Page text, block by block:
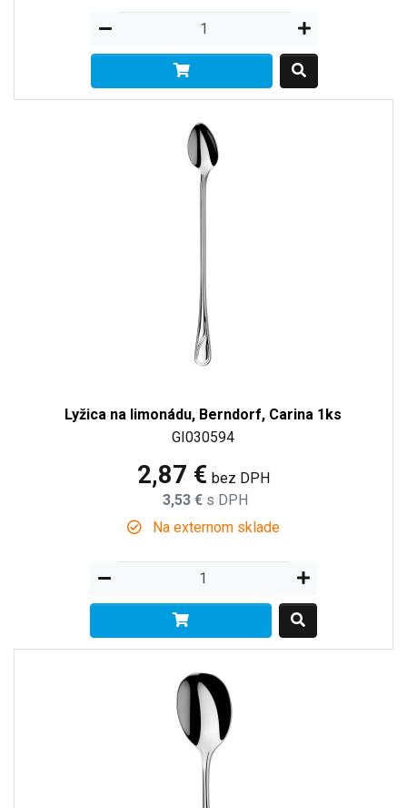
Lyžica na limonádu, Berndorf, Carina 1ks
GI030594
2,87 € bez DPH
3,53 € s DPH
Na externom sklade